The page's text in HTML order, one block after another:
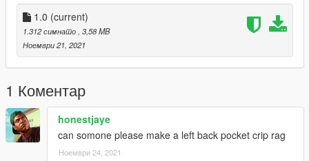
1.0 (current)
1.312 симнато , 3,58 MB
Ноември 21, 2021
1 Коментар
honestjaye
can somone please make a left back pocket crip rag
Ноември 24, 2021